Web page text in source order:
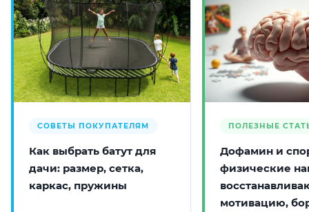
СОВЕТЫ ПОКУПАТЕЛЯМ
Как выбрать батут для
дачи: размер, сетка,
каркас, пружины
ПОЛЕЗНЫЕ
Дофамин и
физические
мотивацию,